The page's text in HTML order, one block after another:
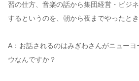
習の仕方、音楽の話から集団経営・ビジ
するというのを、朝から夜までやったとき
A：お話されるのはみぎわさんがニュー
ウなんですか？